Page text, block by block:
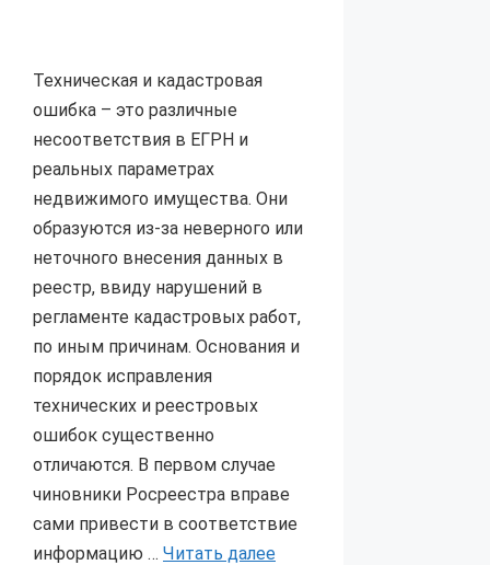
Техническая и кадастровая
ошибка – это различные
несоответствия в ЕГРН и
реальных параметрах
недвижимого имущества. Они
образуются из-за неверного или
неточного внесения данных в
реестр, ввиду нарушений в
регламенте кадастровых работ,
по иным причинам. Основания и
порядок исправления
технических и реестровых
ошибок существенно
отличаются. В первом случае
чиновники Росреестра вправе
сами привести в соответствие
информацию … Читать далее